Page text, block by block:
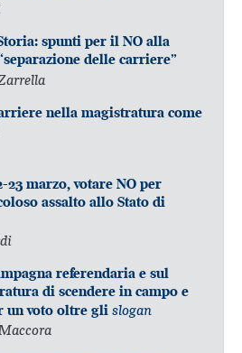
spunti per il NO alla
delle carriere”
nella magistratura come
23 marzo, votare NO per
assalto allo Stato di
referendaria e sul
di scendere in campo e
un voto oltre gli slogan